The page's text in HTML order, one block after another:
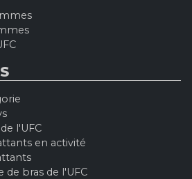
l'UFC
en activité
de bras de l'UFC